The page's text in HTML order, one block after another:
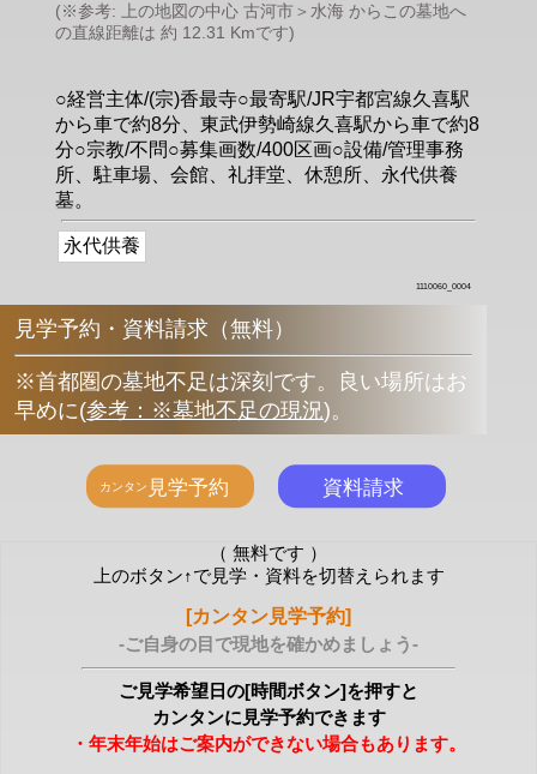
(※参考: 上の地図の中心 古河市＞水海 からこの墓地へ
の直線距離は 約 12.31 Kmです)
○経営主体/(宗)香最寺○最寄駅/JR宇都宮線久喜駅
から車で約8分、東武伊勢崎線久喜駅から車で約8
分○宗教/不問○募集画数/400区画○設備/管理事務
所、駐車場、会館、礼拝堂、休憩所、永代供養
墓。
永代供養
1110060_0004
見学予約・資料請求（無料）
※首都圏の墓地不足は深刻です。良い場所はお
早めに(参考：※墓地不足の現況)。
（ 無料です ）
上のボタン↑で見学・資料を切替えられます
[カンタン見学予約]
-ご自身の目で現地を確かめましょう-
ご見学希望日の[時間ボタン]を押すと
カンタンに見学予約できます
・年末年始はご案内ができない場合もあります。